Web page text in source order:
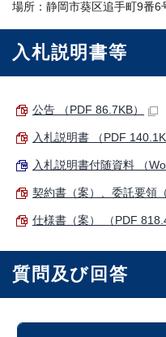
場所：静岡市葵区追手町9番6
入札説明書等
公告 （PDF 86.7KB）
入札説明書 （PDF
入札説明書付随資料 （
契約書（案）、委託要領
仕様書（案） （PDF
質問及び回答